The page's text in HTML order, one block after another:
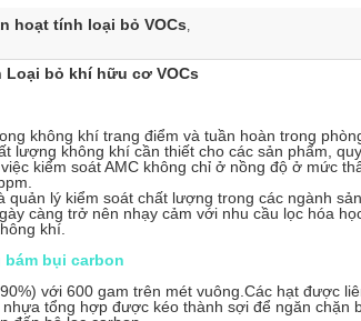
hoạt tính loại bỏ VOCs,
Loại bỏ khí hữu cơ VOCs
không khí trang điểm và tuần hoàn trong
lượng không khí cần thiết cho các sản phẩm,
kiểm soát AMC không chỉ ở nồng độ ở mức
lý kiểm soát chất lượng trong các ngành
càng trở nên nhạy cảm với nhu cầu lọc hóa
khí.
bụi carbon
với 600 gam trên mét vuông.Các hạt được
tổng hợp được kéo thành sợi để ngăn chặn